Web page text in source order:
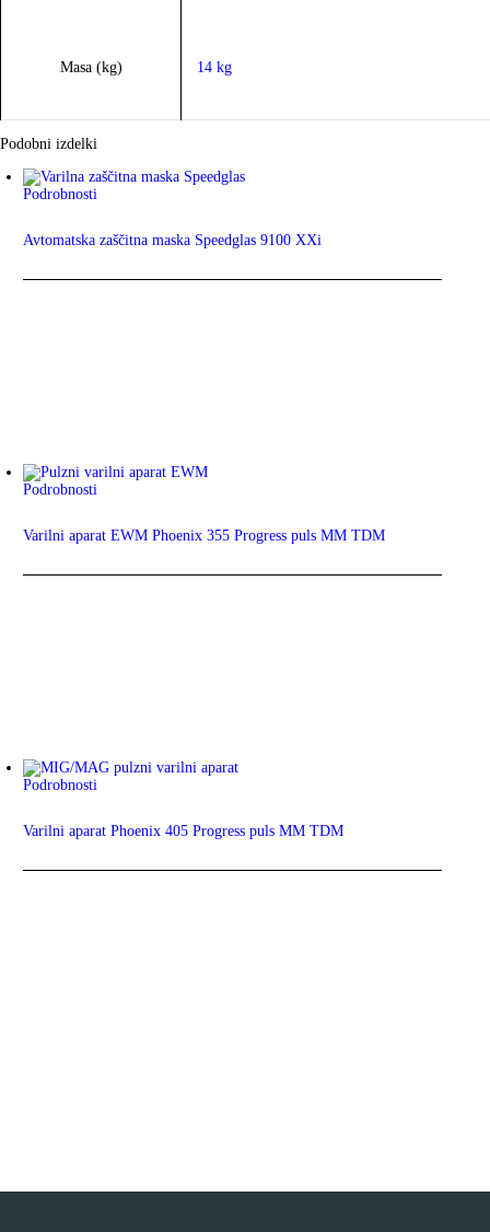
Masa (kg) 14 kg
Podobni izdelki
Podrobnosti
Avtomatska zaščitna maska Speedglas 9100 XXi
Podrobnosti
Varilni aparat EWM Phoenix 355 Progress puls MM TDM
Podrobnosti
Varilni aparat Phoenix 405 Progress puls MM TDM